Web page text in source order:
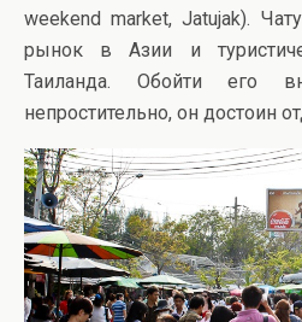
weekend market, Jatujak).
рынок в Азии и
Таиланда. Обойти его
непростительно, он достоин